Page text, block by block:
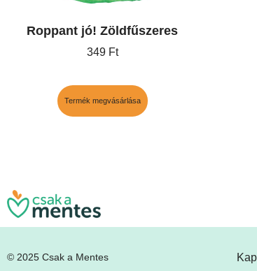
Roppant jó! Zöldfűszeres
349 Ft
Termék megvásárlása
© 2025 Csak a Mentes